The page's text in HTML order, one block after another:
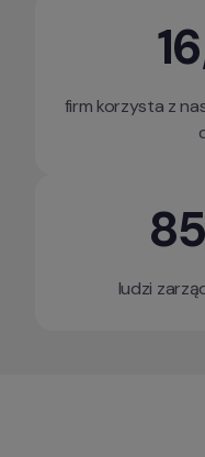
firm korzysta z
ludzi